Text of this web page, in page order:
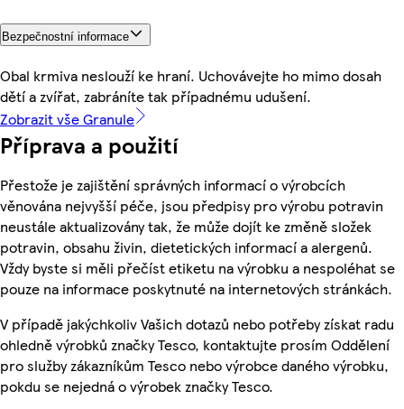
Bezpečnostní informace
Obal krmiva neslouží ke hraní. Uchovávejte ho mimo dosah
dětí a zvířat, zabráníte tak případnému udušení.
Zobrazit vše Granule
Příprava a použití
Přestože je zajištění správných informací o výrobcích
věnována nejvyšší péče, jsou předpisy pro výrobu potravin
neustále aktualizovány tak, že může dojít ke změně složek
potravin, obsahu živin, dietetických informací a alergenů.
Vždy byste si měli přečíst etiketu na výrobku a nespoléhat se
pouze na informace poskytnuté na internetových stránkách.
V případě jakýchkoliv Vašich dotazů nebo potřeby získat radu
ohledně výrobků značky Tesco, kontaktujte prosím Oddělení
pro služby zákazníkům Tesco nebo výrobce daného výrobku,
pokdu se nejedná o výrobek značky Tesco.